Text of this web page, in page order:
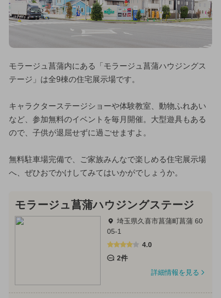
モラージュ菖蒲内にある「モラージュ菖蒲ハウジングス
テージ」は全9棟の住宅展示場です。
キャラクターステージショーや体験教室、動物ふれあい
など、参加無料のイベントを毎月開催。大型遊具もある
ので、子供が退屈せずに過ごせますよ。
無料駐車場完備で、ご家族みんなで楽しめる住宅展示場
へ、ぜひおでかけしてみてはいかがでしょうか。
モラージュ菖蒲ハウジングステージ
埼玉県久喜市菖蒲町菖蒲 60
05-1
4.0
2件
詳細情報を見る